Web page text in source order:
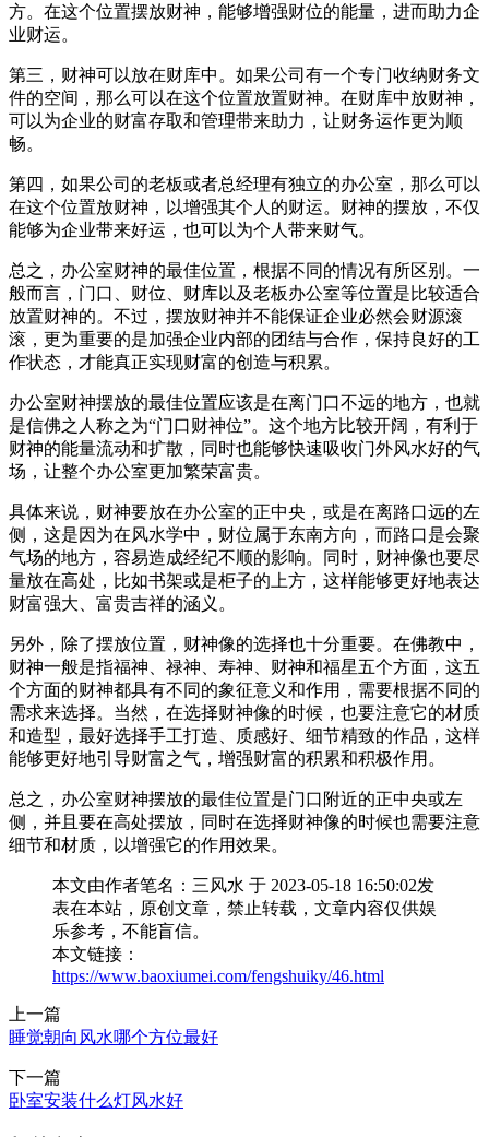
方。在这个位置摆放财神，能够增强财位的能量，进而助力企
业财运。
第三，财神可以放在财库中。如果公司有一个专门收纳财务文
件的空间，那么可以在这个位置放置财神。在财库中放财神，
可以为企业的财富存取和管理带来助力，让财务运作更为顺
畅。
第四，如果公司的老板或者总经理有独立的办公室，那么可以
在这个位置放财神，以增强其个人的财运。财神的摆放，不仅
能够为企业带来好运，也可以为个人带来财气。
总之，办公室财神的最佳位置，根据不同的情况有所区别。一
般而言，门口、财位、财库以及老板办公室等位置是比较适合
放置财神的。不过，摆放财神并不能保证企业必然会财源滚
滚，更为重要的是加强企业内部的团结与合作，保持良好的工
作状态，才能真正实现财富的创造与积累。
办公室财神摆放的最佳位置应该是在离门口不远的地方，也就
是信佛之人称之为“门口财神位”。这个地方比较开阔，有利于
财神的能量流动和扩散，同时也能够快速吸收门外风水好的气
场，让整个办公室更加繁荣富贵。
具体来说，财神要放在办公室的正中央，或是在离路口远的左
侧，这是因为在风水学中，财位属于东南方向，而路口是会聚
气场的地方，容易造成经纪不顺的影响。同时，财神像也要尽
量放在高处，比如书架或是柜子的上方，这样能够更好地表达
财富强大、富贵吉祥的涵义。
另外，除了摆放位置，财神像的选择也十分重要。在佛教中，
财神一般是指福神、禄神、寿神、财神和福星五个方面，这五
个方面的财神都具有不同的象征意义和作用，需要根据不同的
需求来选择。当然，在选择财神像的时候，也要注意它的材质
和造型，最好选择手工打造、质感好、细节精致的作品，这样
能够更好地引导财富之气，增强财富的积累和积极作用。
总之，办公室财神摆放的最佳位置是门口附近的正中央或左
侧，并且要在高处摆放，同时在选择财神像的时候也需要注意
细节和材质，以增强它的作用效果。
本文由作者笔名：三风水 于 2023-05-18 16:50:02发
表在本站，原创文章，禁止转载，文章内容仅供娱
乐参考，不能盲信。
本文链接：
https://www.baoxiumei.com/fengshuiky/46.html
上一篇
睡觉朝向风水哪个方位最好
下一篇
卧室安装什么灯风水好